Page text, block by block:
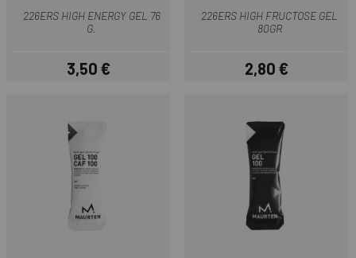
226ERS HIGH ENERGY GEL 76
G.
Preis
3,50 €
226ERS HIGH FRUCTOSE GEL
80GR
Preis
2,80 €